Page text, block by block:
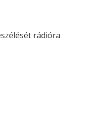
rádióra